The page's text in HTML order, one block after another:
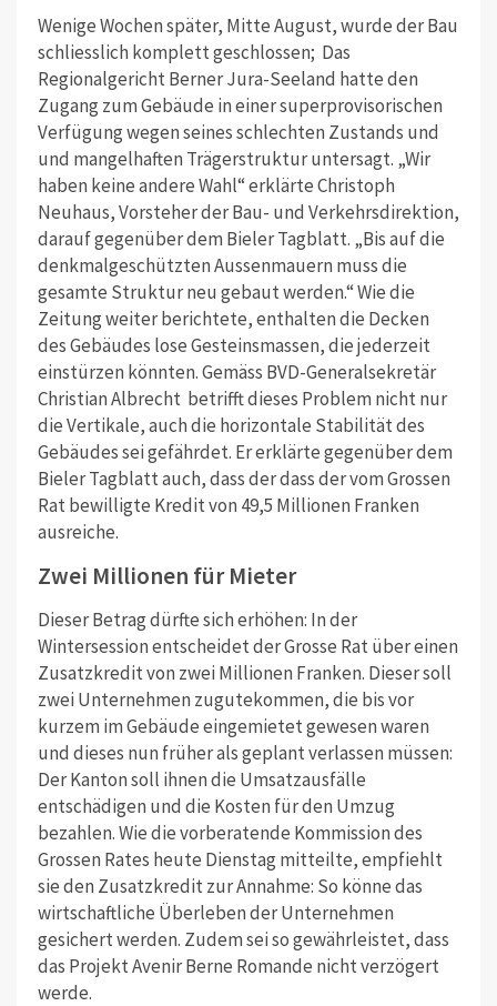
Wenige Wochen später, Mitte August, wurde der Bau
schliesslich komplett geschlossen; Das
Regionalgericht Berner Jura-Seeland hatte den
Zugang zum Gebäude in einer superprovisorischen
Verfügung wegen seines schlechten Zustands und
und mangelhaften Trägerstruktur untersagt. „Wir
haben keine andere Wahl“ erklärte Christoph
Neuhaus, Vorsteher der Bau- und Verkehrsdirektion,
darauf gegenüber dem Bieler Tagblatt. „Bis auf die
denkmalgeschützten Aussenmauern muss die
gesamte Struktur neu gebaut werden.“ Wie die
Zeitung weiter berichtete, enthalten die Decken
des Gebäudes lose Gesteinsmassen, die jederzeit
einstürzen könnten. Gemäss BVD-Generalsekretär
Christian Albrecht betrifft dieses Problem nicht nur
die Vertikale, auch die horizontale Stabilität des
Gebäudes sei gefährdet. Er erklärte gegenüber dem
Bieler Tagblatt auch, dass der dass der vom Grossen
Rat bewilligte Kredit von 49,5 Millionen Franken
ausreiche.
Zwei Millionen für Mieter
Dieser Betrag dürfte sich erhöhen: In der
Wintersession entscheidet der Grosse Rat über einen
Zusatzkredit von zwei Millionen Franken. Dieser soll
zwei Unternehmen zugutekommen, die bis vor
kurzem im Gebäude eingemietet gewesen waren
und dieses nun früher als geplant verlassen müssen:
Der Kanton soll ihnen die Umsatzausfälle
entschädigen und die Kosten für den Umzug
bezahlen. Wie die vorberatende Kommission des
Grossen Rates heute Dienstag mitteilte, empfiehlt
sie den Zusatzkredit zur Annahme: So könne das
wirtschaftliche Überleben der Unternehmen
gesichert werden. Zudem sei so gewährleistet, dass
das Projekt Avenir Berne Romande nicht verzögert
werde.